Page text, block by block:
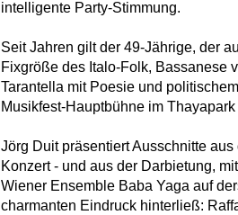
intelligente Party-Stimmung.
Seit Jahren gilt der 49-Jährige, der
Fixgröße des Italo-Folk, Bassanese
Tarantella mit Poesie und
Musikfest-Hauptbühne im
Jörg Duit präsentiert Ausschnitte
Konzert - und aus der Darbietung,
Wiener Ensemble Baba Yaga auf
charmanten Eindruck hinterließ: